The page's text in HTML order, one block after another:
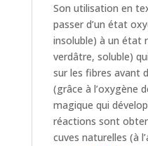
Son utilisation en
passer d’un état
insoluble) à un état
verdâtre, soluble)
sur les fibres avant
(grâce à l’oxygène
magique qui
réactions sont
cuves naturelles (à